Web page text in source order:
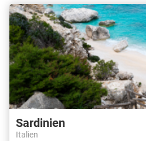
Sardinien
Italien